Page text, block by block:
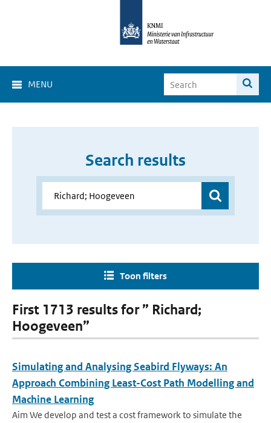
MENU
Search results
Toon filters
First 1713 results for ” Richard;
Hoogeveen”
Simulating and Analysing Seabird Flyways: An
Approach Combining Least-Cost Path Modelling and
Machine Learning
Aim We develop and test a cost framework to simulate the